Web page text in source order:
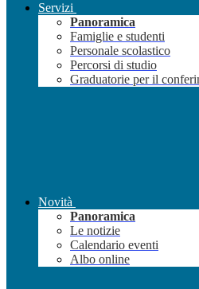
Servizi
Panoramica
Famiglie e studenti
Personale scolastico
Percorsi di studio
Graduatorie per il
Novità
Panoramica
Le notizie
Calendario eventi
Albo online